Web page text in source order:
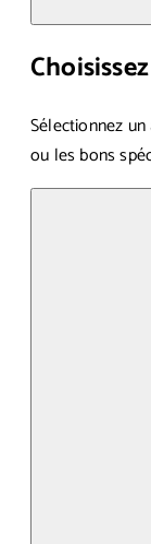
Sélectionnez
ou les bons